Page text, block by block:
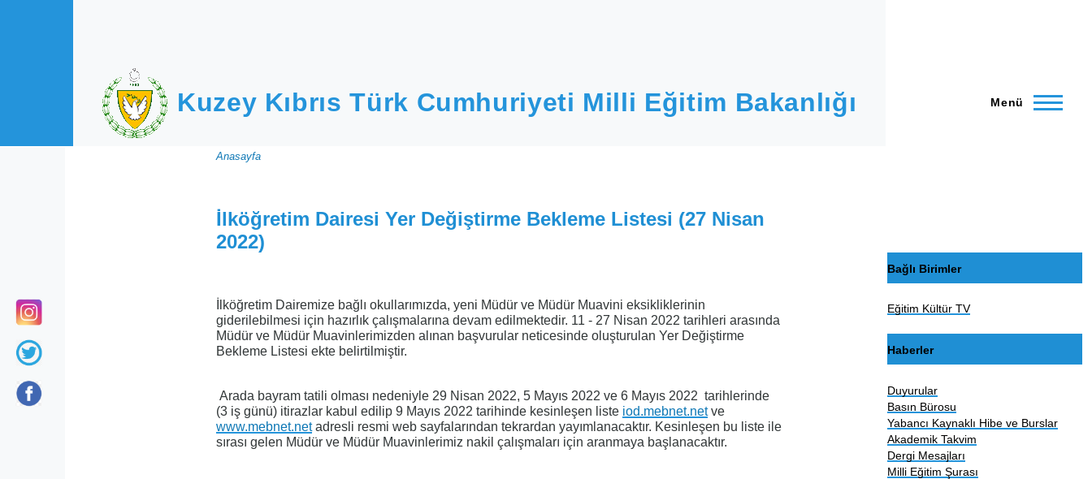
Kuzey Kıbrıs Türk Cumhuriyeti Milli Eğitim Bakanlığı Menü
Sayfa
yolu
Anasayfa
İlköğretim Dairesi Yer Değiştirme Bekleme Listesi (27 Nisan
2022)
İlköğretim Dairemize bağlı okullarımızda, yeni Müdür ve Müdür Muavini eksikliklerinin
giderilebilmesi için hazırlık çalışmalarına devam edilmektedir. 11 - 27 Nisan 2022 tarihleri arasında
Müdür ve Müdür Muavinlerimizden alınan başvurular neticesinde oluşturulan Yer Değiştirme
Bekleme Listesi ekte belirtilmiştir.
Arada bayram tatili olması nedeniyle 29 Nisan 2022, 5 Mayıs 2022 ve 6 Mayıs 2022 tarihlerinde
(3 iş günü) itirazlar kabul edilip 9 Mayıs 2022 tarihinde kesinleşen liste iod.mebnet.netve
www.mebnet.netadresli resmi web sayfalarından tekrardan yayımlanacaktır. Kesinleşen bu liste ile
sırası gelen Müdür ve Müdür Muavinlerimiz nakil çalışmaları için aranmaya başlanacaktır.
Bağlı Birimler
Eğitim Kültür TV
Haberler
Duyurular
Basın Bürosu
Yabancı Kaynaklı Hibe ve Burslar
Akademik Takvim
Dergi Mesajları
Milli Eğitim Şurası